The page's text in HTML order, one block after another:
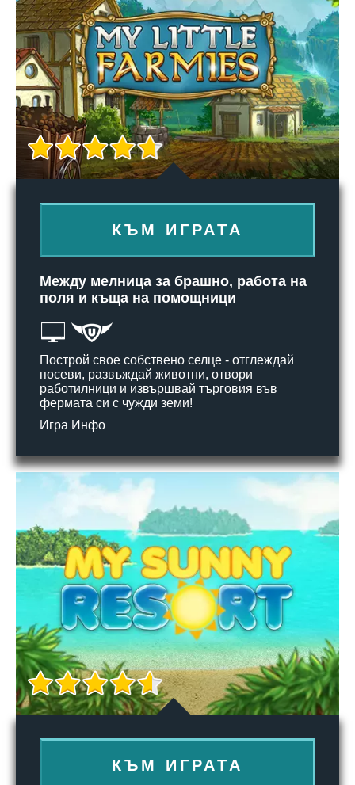
КЪМ ИГРАТА
Между мелница за брашно, работа на
поля и къща на помощници
Построй свое собствено селце - отглеждай
посеви, развъждай животни, отвори
работилници и извършвай търговия във
фермата си с чужди земи!
Игра Инфо
КЪМ ИГРАТА